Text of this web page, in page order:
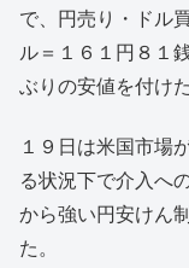
で、円売り・ドル
ル＝１６１円８１
ぶりの安値を付けた
１９日は米国市場
る状況下で介入へ
から強い円安けん
た。